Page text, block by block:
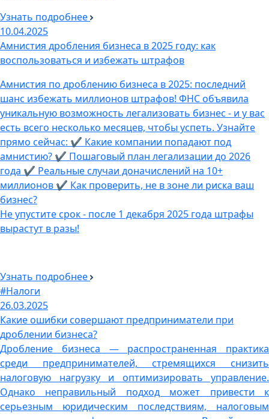
Узнать подробнее
10.04.2025
Амнистия дробления бизнеса в 2025 году: как
воспользоваться и избежать штрафов
Амнистия по дроблению бизнеса в 2025: последний
шанс избежать миллионов штрафов! ФНС объявила
уникальную возможность легализовать бизнес - и у вас
есть всего несколько месяцев, чтобы успеть. Узнайте
прямо сейчас: ✔ Какие компании попадают под
амнистию? ✔ Пошаговый план легализации до 2026
года ✔ Реальные случаи доначислений на 10+
миллионов ✔ Как проверить, не в зоне ли риска ваш
бизнес?
Не упустите срок - после 1 декабря 2025 года штрафы
вырастут в разы!
Узнать подробнее
#Налоги
26.03.2025
Какие ошибки совершают предприниматели при
дроблении бизнеса?
Дробление бизнеса — распространенная практика
среди предпринимателей, стремящихся снизить
налоговую нагрузку и оптимизировать управление.
Однако неправильный подход может привести к
серьезным юридическим последствиям, налоговым